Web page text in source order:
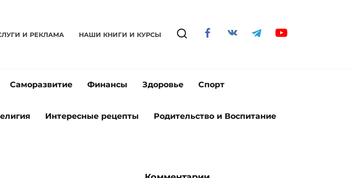
И РЕКЛАМА НАШИ КНИГИ И КУРСЫ
Саморазвитие Финансы Здоровье Спорт
Интересные рецепты Родительство и Воспитание